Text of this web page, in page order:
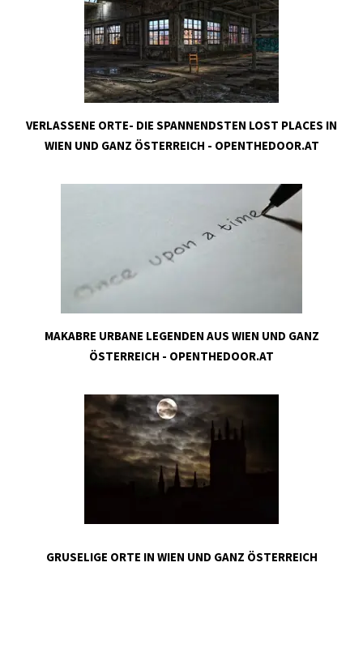
VERLASSENE ORTE- DIE SPANNENDSTEN LOST PLACES IN
WIEN UND GANZ ÖSTERREICH - OPENTHEDOOR.AT
MAKABRE URBANE LEGENDEN AUS WIEN UND GANZ
ÖSTERREICH - OPENTHEDOOR.AT
GRUSELIGE ORTE IN WIEN UND GANZ ÖSTERREICH